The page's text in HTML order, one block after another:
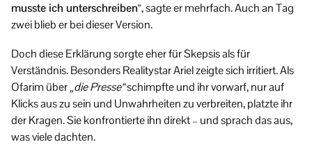
musste ich unterschreiben“, sagte er mehrfach. Auch an Tag
zwei blieb er bei dieser Version.
Doch diese Erklärung sorgte eher für Skepsis als für
Verständnis. Besonders Realitystar Ariel zeigte sich irritiert. Als
Ofarim über„die Presse“schimpfte und ihr vorwarf, nur auf
Klicks aus zu sein und Unwahrheiten zu verbreiten, platzte ihr
der Kragen. Sie konfrontierte ihn direkt – und sprach das aus,
was viele dachten.